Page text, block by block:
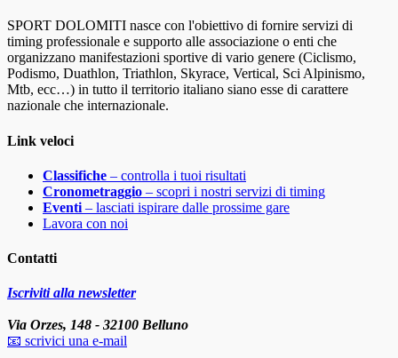
SPORT DOLOMITI nasce con l'obiettivo di fornire servizi di
timing professionale e supporto alle associazione o enti che
organizzano manifestazioni sportive di vario genere (Ciclismo,
Podismo, Duathlon, Triathlon, Skyrace, Vertical, Sci Alpinismo,
Mtb, ecc…) in tutto il territorio italiano siano esse di carattere
nazionale che internazionale.
Link veloci
Classifiche – controlla i tuoi risultati
Cronometraggio – scopri i nostri servizi di timing
Eventi – lasciati ispirare dalle prossime gare
Lavora con noi
Contatti
Iscriviti alla newsletter
Via Orzes, 148 - 32100 Belluno
📧 scrivici una e-mail